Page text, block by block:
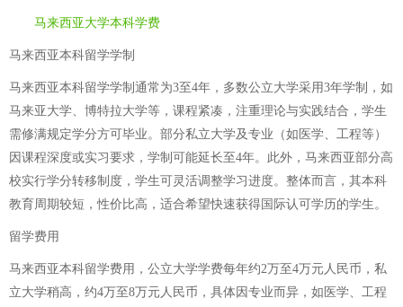
马来西亚大学本科学费
马来西亚本科留学学制
马来西亚本科留学学制通常为3至4年，多数公立大学采用3年学制，如
马来亚大学、博特拉大学等，课程紧凑，注重理论与实践结合，学生
需修满规定学分方可毕业。部分私立大学及专业（如医学、工程等）
因课程深度或实习要求，学制可能延长至4年。此外，马来西亚部分高
校实行学分转移制度，学生可灵活调整学习进度。整体而言，其本科
教育周期较短，性价比高，适合希望快速获得国际认可学历的学生。
留学费用
马来西亚本科留学费用，公立大学学费每年约2万至4万元人民币，私
立大学稍高，约4万至8万元人民币，具体因专业而异，如医学、工程